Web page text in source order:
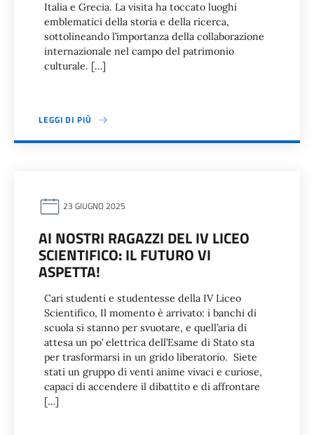
Italia e Grecia. La visita ha toccato luoghi
emblematici della storia e della ricerca,
sottolineando l’importanza della collaborazione
internazionale nel campo del patrimonio
culturale. […]
LEGGI DI PIÙ
23 GIUGNO 2025
AI NOSTRI RAGAZZI DEL IV LICEO
SCIENTIFICO: IL FUTURO VI
ASPETTA!
Cari studenti e studentesse della IV Liceo
Scientifico, Il momento è arrivato: i banchi di
scuola si stanno per svuotare, e quell’aria di
attesa un po’ elettrica dell’Esame di Stato sta
per trasformarsi in un grido liberatorio. Siete
stati un gruppo di venti anime vivaci e curiose,
capaci di accendere il dibattito e di affrontare
[…]